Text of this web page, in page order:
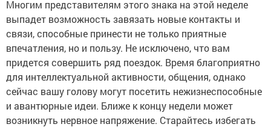
Многим представителям этого знака на этой неделе
выпадет возможность завязать новые контакты и
связи, способные принести не только приятные
впечатления, но и пользу. Не исключено, что вам
придется совершить ряд поездок. Время благоприятно
для интеллектуальной активности, общения, однако
сейчас вашу голову могут посетить нежизнеспособные
и авантюрные идеи. Ближе к концу недели может
возникнуть нервное напряжение. Старайтесь избегать